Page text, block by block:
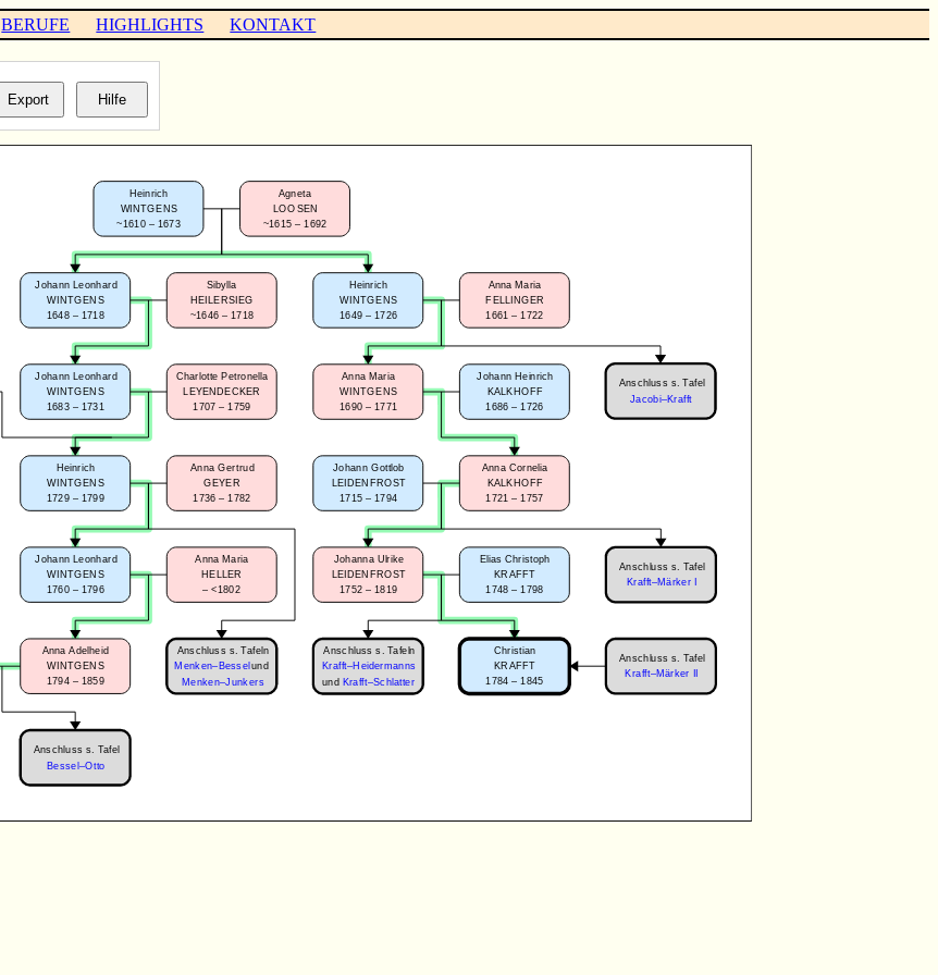
BERUFE HIGHLIGHTS KONTAKT
Anna Adelheid
WINTGENS
1794 – 1859
Anschluss s. Tafel
Bessel–Otto
Heinrich
WINTGENS
1649 – 1726
Anna Maria
FELLINGER
1661 – 1722
Johann Heinrich
KALKHOFF
1686 – 1726
Anna Maria
WINTGENS
1690 – 1771
Anna Cornelia
KALKHOFF
1721 – 1757
Johann Gottlob
LEIDENFROST
1715 – 1794
Johanna Ulrike
LEIDENFROST
1752 – 1819
Elias Christoph
KRAFFT
1748 – 1798
Christian
KRAFFT
1784 – 1845
Anschluss s. Tafel
Krafft–Märker II
Anschluss s. Tafel
Krafft–Märker I
Anschluss s. Tafeln
Krafft–Heidermanns
und Krafft–Schlatter
Anschluss s. Tafel
Jacobi–Krafft
Johann Leonhard
WINTGENS
1760 – 1796
Anna Maria
HELLER
–<1802
Heinrich
WINTGENS
1729 – 1799
Anna Gertrud
GEYER
1736 – 1782
Johann Leonhard
WINTGENS
1683 – 1731
Charlotte Petronella
LEYENDECKER
1707 – 1759
Johann Leonhard
WINTGENS
1648 – 1718
Sibylla
HEILERSIEG
~1646 – 1718
Heinrich
WINTGENS
~1610 – 1673
Agneta
LOOSEN
~1615 – 1692
Anschluss s. Tafeln
Menken–Bessel und
Menken–Junkers